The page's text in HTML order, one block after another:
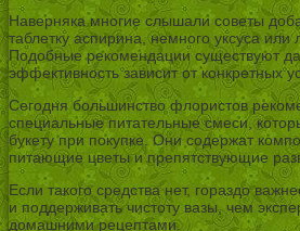
Наверняка многие слышали советы
таблетку аспирина, немного уксуса
Подобные рекомендации существуют
эффективность зависит от конкретных
Сегодня большинство флористов
специальные питательные смеси,
букету при покупке. Они содержат
питающие цветы и препятствующие
Если такого средства нет, гораздо
и поддерживать чистоту вазы, чем
домашними рецептами.